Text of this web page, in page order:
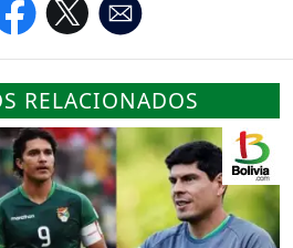
RELACIONADOS